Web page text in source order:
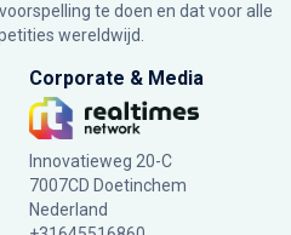
te doen en dat voor alle
wereldwijd.
Corporate & Media
Innovatieweg 20-C
7007CD Doetinchem
Nederland